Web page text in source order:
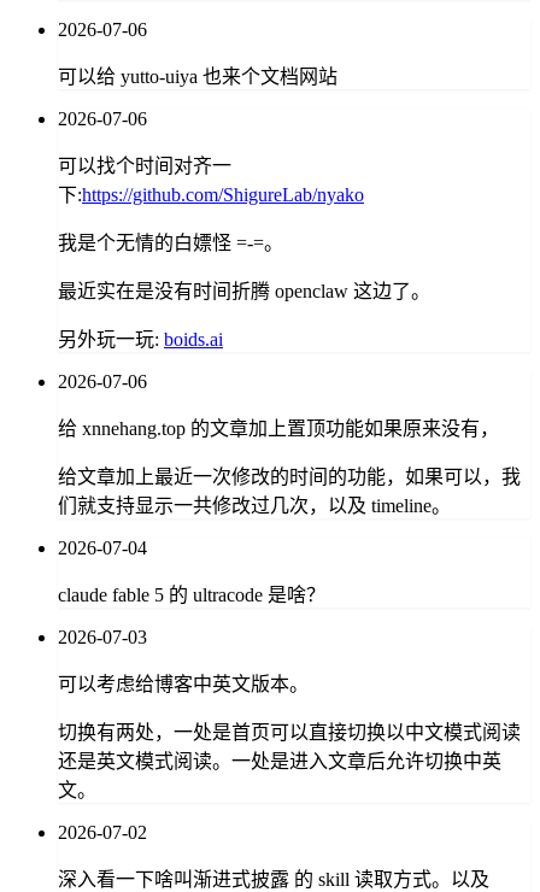
2026-07-06
可以给 yutto-uiya 也来个文档网站
2026-07-06
可以找个时间对齐一
下:https://github.com/ShigureLab/nyako
我是个无情的白嫖怪 =-=。
最近实在是没有时间折腾 openclaw 这边了。
另外玩一玩: boids.ai
2026-07-06
给 xnnehang.top 的文章加上置顶功能如果原来没有，
给文章加上最近一次修改的时间的功能，如果可以，我
们就支持显示一共修改过几次，以及 timeline。
2026-07-04
claude fable 5 的 ultracode 是啥？
2026-07-03
可以考虑给博客中英文版本。
切换有两处，一处是首页可以直接切换以中文模式阅读
还是英文模式阅读。一处是进入文章后允许切换中英
文。
2026-07-02
深入看一下啥叫渐进式披露 的 skill 读取方式。以及